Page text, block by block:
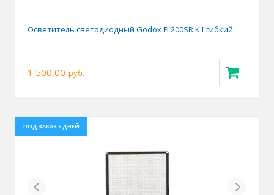
Осветитель светодиодный Godox FL200SR K1 гибкий
1 500,00 руб.
ПОД ЗАКАЗ 5 ДНЕЙ
Previous Next